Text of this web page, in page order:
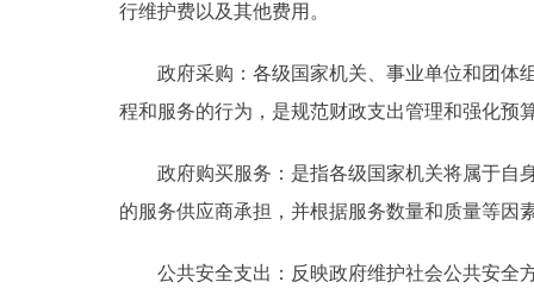
行维护费以及其他费用。
政府采购：各级国家机关、事业单位和团体组
程和服务的行为，是规范财政支出管理和强化预
政府购买服务：是指各级国家机关将属于自身
的服务供应商承担，并根据服务数量和质量等因
公共安全支出：反映政府维护社会公共安全